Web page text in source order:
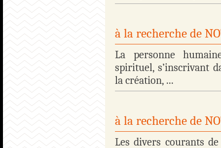
à la recherche de
La personne
spirituel, s’inscrivant
la création, ...
à la recherche de
Les divers courants